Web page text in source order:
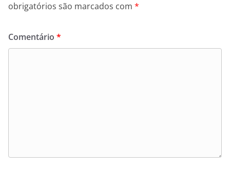
obrigatórios são marcados com *
Comentário *